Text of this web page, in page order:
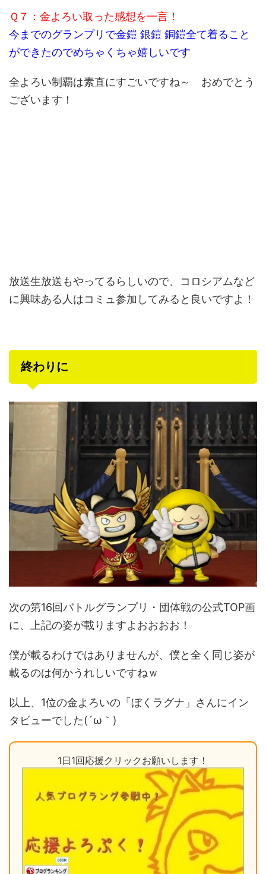
Ｑ７：金よろい取った感想を一言！
今までのグランプリで金鎧 銀鎧 銅鎧全て着ること
ができたのでめちゃくちゃ嬉しいです
全よろい制覇は素直にすごいですね～ おめでとう
ございます！
放送生放送もやってるらしいので、コロシアムなど
に興味ある人はコミュ参加してみると良いですよ！
終わりに
次の第16回バトルグランプリ・団体戦の公式TOP画
に、上記の姿が載りますよおおおお！
僕が載るわけではありませんが、僕と全く同じ姿が
載るのは何かうれしいですねｗ
以上、1位の金よろいの「ぼくラグナ」さんにイン
タビューでした(´ω｀)
1日1回応援クリックお願いします！